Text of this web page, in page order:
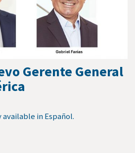
Gerente General
in Español.